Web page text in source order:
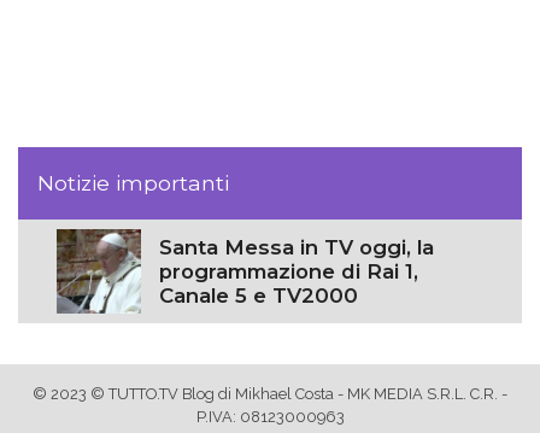
Notizie importanti
Santa Messa in TV oggi, la
programmazione di Rai 1,
Canale 5 e TV2000
© 2023 © TUTTO.TV Blog di Mikhael Costa - MK MEDIA S.R.L. C.R. -
P.IVA: 08123000963